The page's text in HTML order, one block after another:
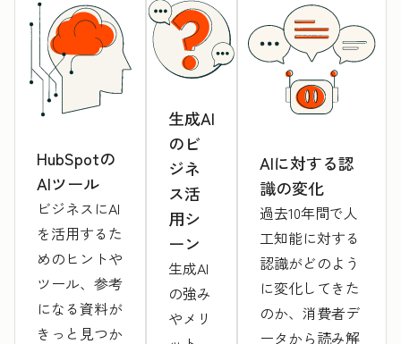
HubSpotの
AIツール
ビジネスにAI
を活用するた
めのヒントや
ツール、参考
になる資料が
きっと見つか
生成AI
のビ
ジネ
ス活
用シ
ーン
生成AI
の強み
やメリ
AIに対する認
識の変化
過去10年間で人
工知能に対する
認識がどのよう
に変化してきた
のか、消費者デ
ータから読み解